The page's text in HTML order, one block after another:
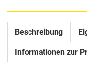
Beschreibung
Informationen zur